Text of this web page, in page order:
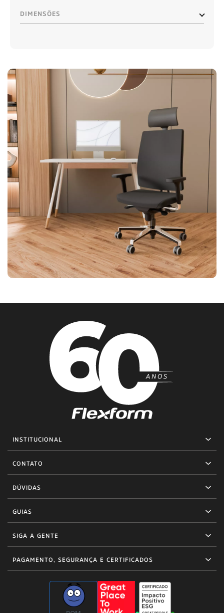
DIMENSÕES
INSTITUCIONAL
CONTATO
DÚVIDAS
GUIAS
SIGA A GENTE
PAGAMENTO, SEGURANÇA E CERTIFICADOS